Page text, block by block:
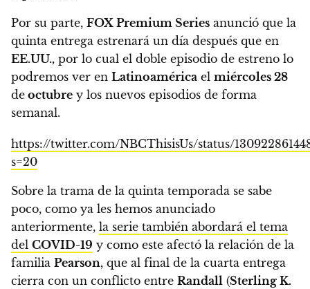
Por su parte, FOX Premium Series anunció que la
quinta entrega estrenará un día después que en
EE.UU., por lo cual el doble episodio de estreno lo
podremos ver en Latinoamérica el miércoles 28
de octubre y los nuevos episodios de forma
semanal.
https://twitter.com/NBCThisisUs/status/
s=20
Sobre la trama de la quinta temporada se sabe
poco, como ya les hemos anunciado
anteriormente, la serie también abordará el tema
del COVID-19 y como este afectó la relación de la
familia Pearson, que al final de la cuarta entrega
cierra con un conflicto entre Randall (Sterling K.